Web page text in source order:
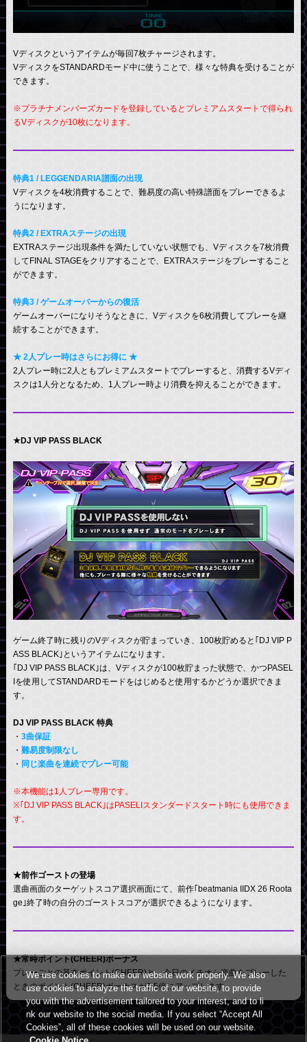
Vディスクというアイテムが毎回7枚チャージされます。
VディスクをSTANDARDモード中に使うことで、様々な特典を受けることが
できます。
※プラチナメンバーズカードを登録しているとプレミアムスタートで得られ
るVディスクが10枚になります。
特典1 / LEGGENDARIA譜面の出現
Vディスクを4枚消費することで、難易度の高い特殊譜面をプレーできるよ
うになります。
特典2 / EXTRAステージの出現
EXTRAステージ出現条件を満たしていない状態でも、Vディスクを7枚消費
してFINAL STAGEをクリアすることで、EXTRAステージをプレーすること
ができます。
特典3 / ゲームオーバーからの復活
ゲームオーバーになりそうなときに、Vディスクを6枚消費してプレーを継
続することができます。
★ 2人プレー時はさらにお得に ★
2人プレー時に2人ともプレミアムスタートでプレーすると、消費するVディ
スクは1人分となるため、1人プレー時より消費を抑えることができます。
★DJ VIP PASS BLACK
ゲーム終了時に残りのVディスクが貯まっていき、100枚貯めると｢DJ VIP P
ASS BLACK｣というアイテムになります。
｢DJ VIP PASS BLACK｣は、Vディスクが100枚貯まった状態で、かつPASEL
Iを使用してSTANDARDモードをはじめると使用するかどうか選択できま
す。
DJ VIP PASS BLACK 特典
・ 3曲保証
・ 難易度制限なし
・ 同じ楽曲を連続でプレー可能
※本機能は1人プレー専用です。
※｢DJ VIP PASS BLACK｣はPASELIスタンダードスタート時にも使用できま
す。
★前作ゴーストの登場
選曲画面のターゲットスコア選択画面にて、前作｢ beatmania IIDX 26 Roota
ge ｣終了時の自分のゴーストスコアが選択できるようになります。
★常時ポイント(CHEER)ボーナス
プレーごとの基本ポイント(CHEER)と、今日のイチオシ楽曲をプレーした
ときのポイント(CHEER)ボーナスが1.5倍にアップします。
We use cookies to make our website work properly. We also
use cookies to analyze the traffic of our website, to provide
you with the advertisement tailored to your interest, and to li
nk our website to the social media. If you select “Accept All
Cookies”, all of these cookies will be used on our website.